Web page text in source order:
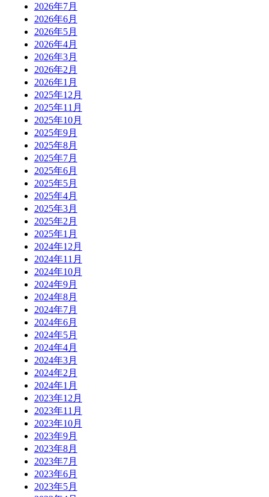
2026年7月
2026年6月
2026年5月
2026年4月
2026年3月
2026年2月
2026年1月
2025年12月
2025年11月
2025年10月
2025年9月
2025年8月
2025年7月
2025年6月
2025年5月
2025年4月
2025年3月
2025年2月
2025年1月
2024年12月
2024年11月
2024年10月
2024年9月
2024年8月
2024年7月
2024年6月
2024年5月
2024年4月
2024年3月
2024年2月
2024年1月
2023年12月
2023年11月
2023年10月
2023年9月
2023年8月
2023年7月
2023年6月
2023年5月